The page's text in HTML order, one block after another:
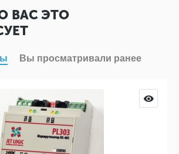
ВАС ЭТО
Вы просматривали ранее